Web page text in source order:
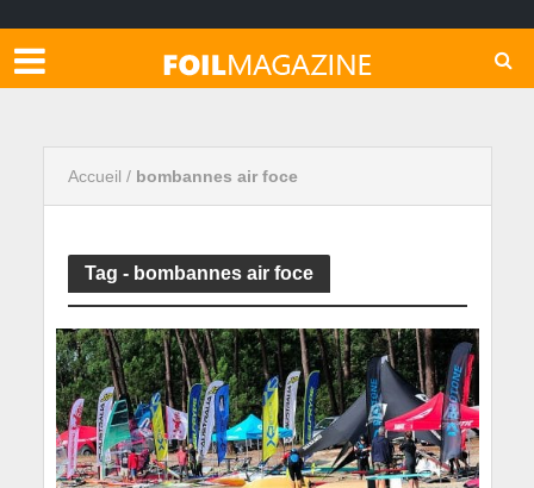
Accueil / bombannes air foce
Tag - bombannes air foce